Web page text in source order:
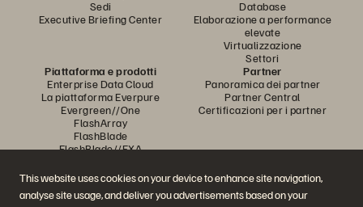
This website uses cookies on your device to enhance site navigation,
analyse site usage, and deliver you advertisements based on your
Sedi
Executive Briefing Center
Database
Elaborazione a performance
elevate
Virtualizzazione
Settori
Piattaforma e prodotti
Enterprise Data Cloud
La piattaforma Everpure
Evergreen//One
FlashArray
FlashBlade
FlashBlade//EXA
Portworx
Partner
Panoramica dei partner
Partner Central
Certificazioni per i partner
Demo
Contatta l'ufficio vendite